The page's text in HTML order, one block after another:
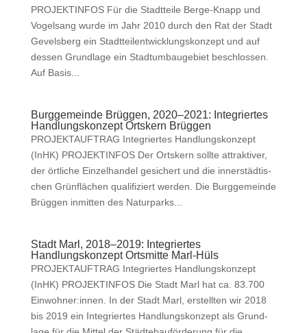
PROJEKTINFOS Für die Stadt­teile Berge-Knapp und
Vogel­sang wurde im Jahr 2010 durch den Rat der Stadt
Gevels­berg ein Stadt­teilen­twick­lungskonzept und auf
dessen Grund­lage ein Stad­tum­bauge­bi­et beschlossen.
Auf Basis...
Burggemeinde Brüggen, 2020–2021: Integriertes
Handlungskonzept Ortskern Brüggen
PROJEKTAUFTRAG Inte­gri­ertes Hand­lungskonzept
(InHK) PROJEKTINFOS Der Ortskern sollte attrak­tiv­er,
der örtliche Einzel­han­del gesichert und die inner­städtis­
chen Grün­flächen qual­i­fiziert wer­den. Die Burgge­meinde
Brüggen inmit­ten des Natur­parks...
Stadt Marl, 2018–2019: Integriertes
Handlungskonzept Ortsmitte Marl-Hüls
PROJEKTAUFTRAG Inte­gri­ertes Hand­lungskonzept
(InHK) PROJEKTINFOS Die Stadt Marl hat ca. 83.700
Einwohner:innen. In der Stadt Marl, erstell­ten wir 2018
bis 2019 ein Inte­gri­ertes Hand­lungskonzept als Grund­